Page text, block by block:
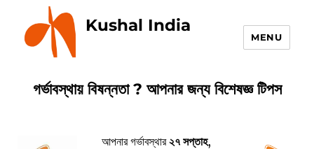
Kushal India
MENU
গর্ভাবস্থায় বিষন্নতা ? আপনার জন্য বিশেষজ্ঞ টিপস
আপনার গর্ভাবস্থার২৭ সপ্তাহ,